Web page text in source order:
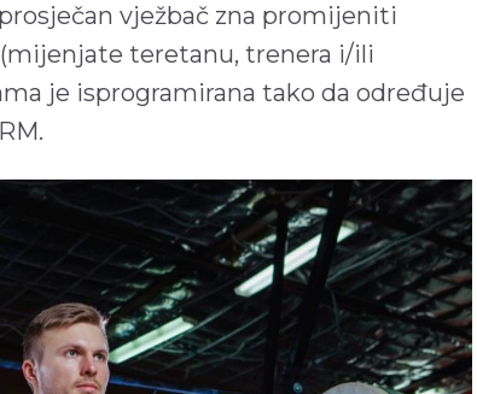
vježbač zna promijeniti
teretanu, trenera i/ili
je isprogramirana tako da određuje